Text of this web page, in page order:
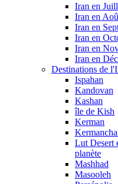
Iran en
Iran en
Iran en
Iran en
Iran en
Iran en
Destinations de
Ispahan
Kandovan
Kashan
île de Kish
Kerman
Lut Desert
planète
Mashhad
Masooleh